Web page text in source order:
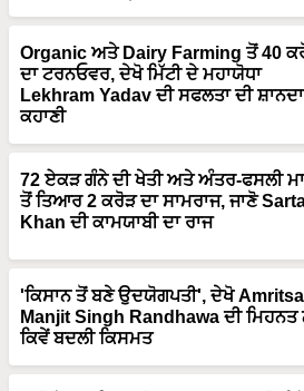
Organic ਅਤੇ Dairy Farming ਤੋਂ 40
ਦਾ ਟਰਨਓਵਰ, ਦੇਖੋ ਮਿੱਟੀ ਦੇ ਮਹਾਯੋਧਾ
Lekhram Yadav ਦੀ ਸਫਲਤਾ ਦੀ
ਕਹਾਣੀ
72 ਏਕੜ ਗੰਨੇ ਦੀ ਖੇਤੀ ਅਤੇ ਅੰਤਰ-ਫਸਲੀ
ਤੋਂ ਤਿਆਰ 2 ਕਰੋੜ ਦਾ ਸਾਮਰਾਜ, ਜਾਣੋ
Khan ਦੀ ਕਾਮਯਾਬੀ ਦਾ ਰਾਜ
'ਕਿਸਾਨ ਤੋਂ ਬਣੇ ਉਦਯੋਗਪਤੀ', ਦੇਖੋ
Manjit Singh Randhawa ਦੀ ਮਿਹਨਤ
ਕਿਵੇਂ ਬਦਲੀ ਕਿਸਮਤ